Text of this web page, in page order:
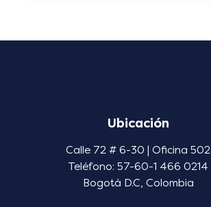
Ubicación
Calle 72 # 6-30 | Oficina 502
Teléfono: 57-60-1 466 0214
Bogotá D.C, Colombia